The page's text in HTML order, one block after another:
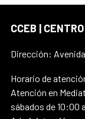
CCEB |
Dirección:
Horario de
Atención en
sábados de 10:00